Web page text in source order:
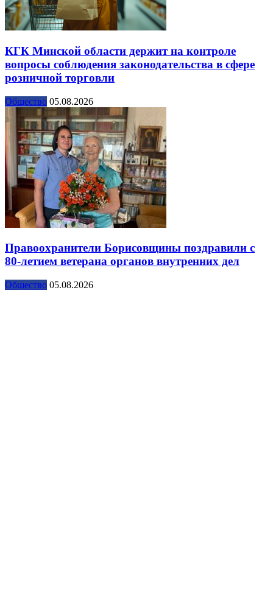
КГК Минской области держит на контроле
вопросы соблюдения законодательства в сфере
розничной торговли
Общество 05.08.2026
Правоохранители Борисовщины поздравили с
80-летием ветерана органов внутренних дел
Общество 05.08.2026